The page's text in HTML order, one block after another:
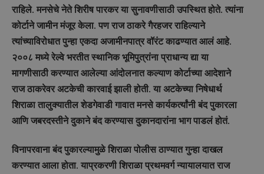
राहिले. मनसेचे नेते शिरीष पारकर या सुनावणीसाठी उपस्थित होते. त्यांना
कोर्टाने जामीन मंजूर केला. पण राज ठाकरे गैरहजर राहिल्याने
त्यांच्याविरोधात पुन्हा एकदा अजामीनपात्र वॉरंट काढण्यात आलं आहे.
२००८ मध्ये रेल्वे भरतीत स्थानिक भूमिपुत्रांना प्राधान्य द्या या
मागणीसाठी करण्यात आलेल्या आंदोलनात कल्याण कोर्टाच्या आदेशाने
राज ठाकरेवर अटकेची कारवाई झाली होती. या अटकेच्या निषेधार्थ
शिराळा तालुक्यातील शेडगेवाडी गावात मनसे कार्यकर्त्यांनी बंद पुकारला
आणि जबरदस्तीने दुकाने बंद करण्यास दुकानदारांना भाग पाडलं होतं.
विनापरवाना बंद पुकारल्यामुळे शिराळा पोलीस ठाण्यात गुन्हा दाखल
करण्यात आला होता. याप्रकरणी शिराळा प्रथमवर्ग न्यायालयात राज